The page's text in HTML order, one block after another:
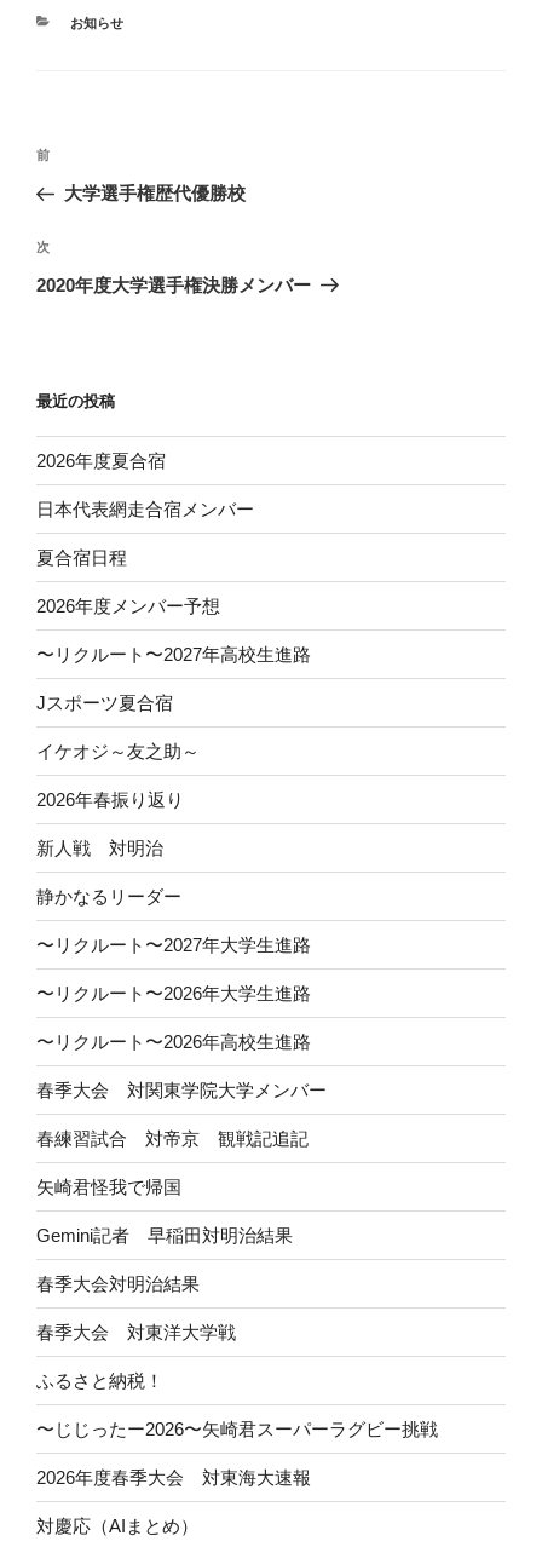
カ
お知らせ
投
ナ
ビ
ゲ
ン
前
の
稿
前
大学選手権歴代優勝校
次
の
次
2020年度大学選手権決勝メンバー
最近の投稿
2026年度夏合宿
日本代表網走合宿メンバー
夏合宿日程
2026年度メンバー予想
〜リクルート〜2027年高校生進路
Jスポーツ夏合宿
イケオジ～友之助～
2026年春振り返り
新人戦 対明治
静かなるリーダー
〜リクルート〜2027年大学生進路
〜リクルート〜2026年大学生進路
〜リクルート〜2026年高校生進路
春季大会 対関東学院大学メンバー
春練習試合 対帝京 観戦記追記
矢崎君怪我で帰国
Gemini記者 早稲田対明治結果
春季大会対明治結果
春季大会 対東洋大学戦
ふるさと納税！
〜じじったー2026〜矢崎君スーパーラグビー挑戦
2026年度春季大会 対東海大速報
対慶応（AIまとめ）